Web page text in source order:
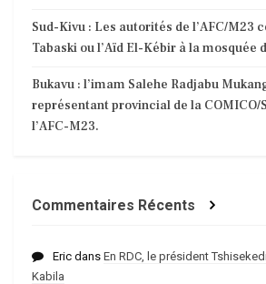
Sud-Kivu : Les autorités de l’AFC/M23
Tabaski ou l’Aïd El-Kébir à la mosquée
Bukavu : l’imam Salehe Radjabu
représentant provincial de la COMICO/
l’AFC-M23.
Commentaires Récents
Eric dans En RDC, le président
Kabila